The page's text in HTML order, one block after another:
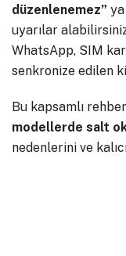
düzenlenemez”
uyarılar
WhatsApp, SIM
senkronize edilen
Bu kapsamlı
modellerde salt
nedenlerini ve